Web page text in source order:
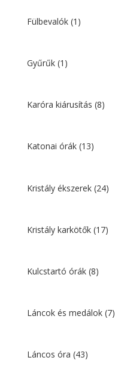
Fülbevalók (1)
Gyűrűk (1)
Karóra kiárusítás (8)
Katonai órák (13)
Kristály ékszerek (24)
Kristály karkötők (17)
Kulcstartó órák (8)
Láncok és medálok (7)
Láncos óra (43)